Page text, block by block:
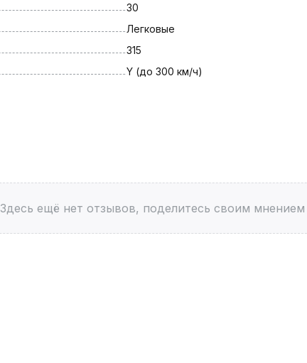
30
Легковые
315
Y (до 300 км/ч)
Здесь ещё нет отзывов, поделитесь своим мнением